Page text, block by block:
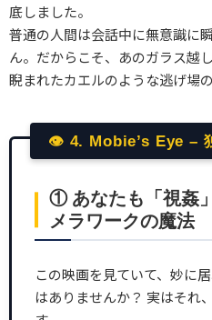
底しました。
普通の人間は会話中に無意識に
ん。だからこそ、あのガラス越
睨まれたカエルのような逃げ場
👁 4. Mobie’s Eye –
① あなたも「視姦
メラワークの魔法
この映画を見ていて、妙に
はありませんか？ 実はそれ